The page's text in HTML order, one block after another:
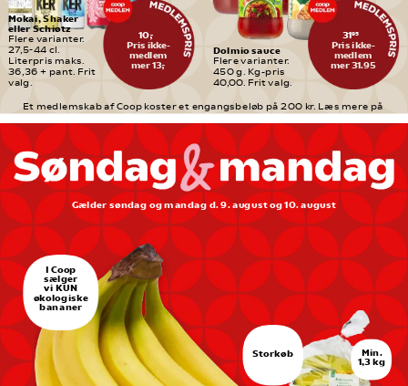
3195
Pris ikke-
medlem
mer 31.95
Dolmio sauce
Flere varianter.
450 g. Kg-pris
40,00. Frit valg.
Et medlemskab af Coop koster et engangsbeløb på 200 kr. Læs mere på
10,-
Pris ikke-
medlem
mer 13,-
Mokai, Shaker
eller Schiøtz
Flere varianter.
27,5-44 cl.
Literpris maks.
36,36 + pant. Frit
valg.
Gælder søndag og mandag d. 9. august og 10. august
Min.
1,3 kg
Storkøb
I Coop
sælger
vi KUN
økologiske
bananer